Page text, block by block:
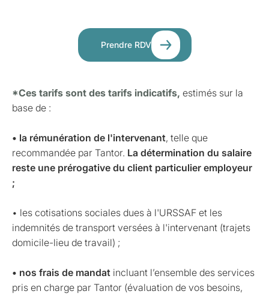
Prendre RDV
*Ces tarifs sont des tarifs indicatifs, estimés sur la
base de :
• la rémunération de l'intervenant, telle que
recommandée par Tantor. La détermination du salaire
reste une prérogative du client particulier employeur
;
• les cotisations sociales dues à l'URSSAF et les
indemnités de transport versées à l'intervenant (trajets
domicile-lieu de travail) ;
• nos frais de mandat incluant l’ensemble des services
pris en charge par Tantor (évaluation de vos besoins,